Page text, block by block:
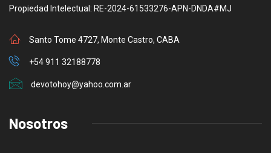
Propiedad Intelectual: RE-2024-61533276-APN-DNDA#MJ
Santo Tome 4727, Monte Castro, CABA
+54 911 32188778
devotohoy@yahoo.com.ar
Nosotros